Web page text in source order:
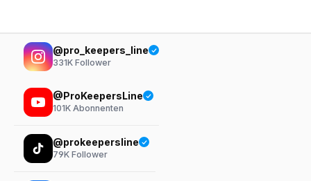
@pro_keepers_line
331K Follower
@ProKeepersLine
101K Abonnenten
@prokeepersline
79K Follower